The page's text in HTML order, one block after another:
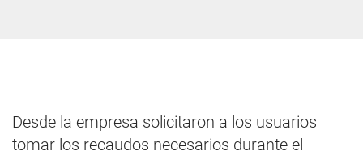
Desde la empresa solicitaron a los usuarios
tomar los recaudos necesarios durante el